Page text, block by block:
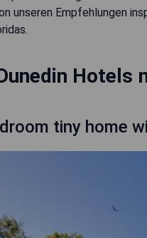
unseren Empfehlungen
tiny home